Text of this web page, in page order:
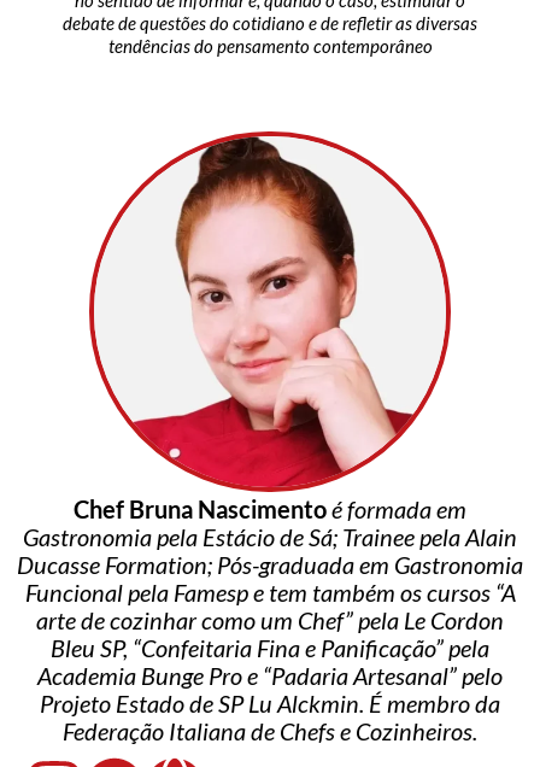
debate de questões do cotidiano e de refletir as diversas
tendências do pensamento contemporâneo
Chef Bruna Nascimentoé formada em
Gastronomia pela Estácio de Sá; Trainee pela Alain
Ducasse Formation; Pós-graduada em Gastronomia
Funcional pela Famesp e tem também os cursos “A
arte de cozinhar como um Chef” pela Le Cordon
Bleu SP, “Confeitaria Fina e Panificação” pela
Academia Bunge Pro e “Padaria Artesanal” pelo
Projeto Estado de SP Lu Alckmin. É membro da
Federação Italiana de Chefs e Cozinheiros.